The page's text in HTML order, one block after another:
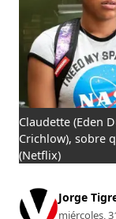
Claudette (Eden
Crichlow), sobre
(Netflix)
Jorge
miércoles,